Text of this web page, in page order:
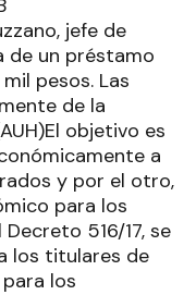
jefe de
de un préstamo
pesos. Las
de la
objetivo es
a
y por el otro,
para los
516/17, se
los titulares de
los